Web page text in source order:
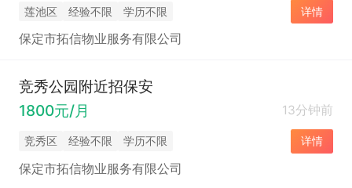
莲池区 经验不限 学历不限 详情
保定市拓信物业服务有限公司
竞秀公园附近招保安
1800元/月
13分钟前
竞秀区 经验不限 学历不限 详情
保定市拓信物业服务有限公司